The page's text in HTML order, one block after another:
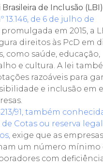
Brasileira de Inclusão
13.146, de 6 de julho de
, promulgada em 2015, a
direitos às PcD em
como saúde, educação,
e cultura. A lei
razoáveis para
e inclusão em
91, também
de Cotas ou reserva
exige que as empresas
um número mínimo
com